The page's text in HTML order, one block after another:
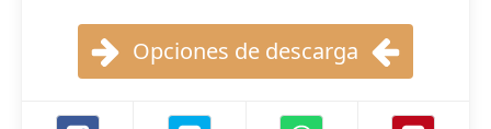
Opciones de descarga